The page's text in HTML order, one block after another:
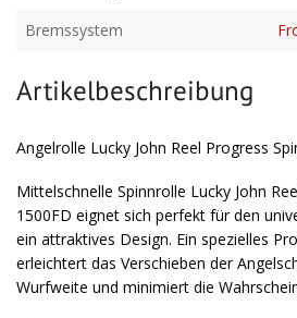
Bremssystem
Artikelbeschreibung
Angelrolle Lucky John Reel Progress
Mittelschnelle Spinnrolle Lucky John
1500FD eignet sich perfekt für den
ein attraktives Design. Ein spezielles
erleichtert das Verschieben der
Wurfweite und minimiert die